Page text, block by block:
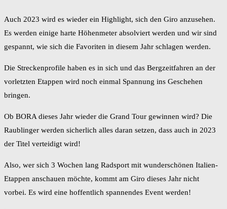
Auch 2023 wird es wieder ein Highlight, sich den Giro anzusehen.
Es werden einige harte Höhenmeter absolviert werden und wir sind
gespannt, wie sich die Favoriten in diesem Jahr schlagen werden.
Die Streckenprofile haben es in sich und das Bergzeitfahren an der
vorletzten Etappen wird noch einmal Spannung ins Geschehen
bringen.
Ob BORA dieses Jahr wieder die Grand Tour gewinnen wird? Die
Raublinger werden sicherlich alles daran setzen, dass auch in 2023
der Titel verteidigt wird!
Also, wer sich 3 Wochen lang Radsport mit wunderschönen Italien-
Etappen anschauen möchte, kommt am Giro dieses Jahr nicht
vorbei. Es wird eine hoffentlich spannendes Event werden!